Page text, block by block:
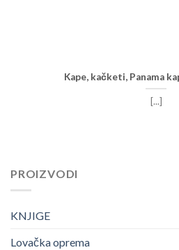
Kape, kačketi, Panama
[...]
PROIZVODI
KNJIGE
Lovačka oprema